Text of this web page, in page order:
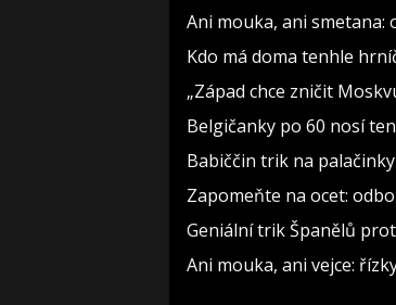
Ani mouka, ani smetana:
Kdo má doma tenhle
„Západ chce zničit
Belgičanky po 60 nosí
Babiččin trik na
Zapomeňte na ocet:
Geniální trik Španělů
Ani mouka, ani vejce: